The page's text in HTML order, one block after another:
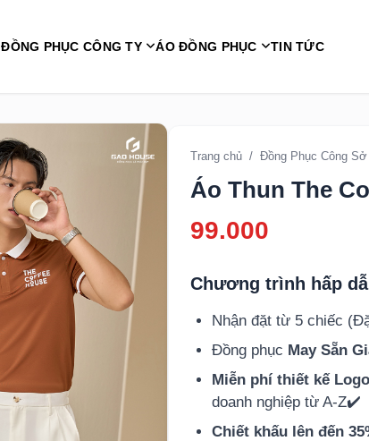
ĐỒNG PHỤC CÔNG TY ÁO ĐỒNG PHỤC TIN TỨC
Trang chủ / Đồng Phục Công Sở
Áo Thun The
99.000
Chương trình hấp
Nhận đặt từ 5 chiếc
Đồng phục May Sẵn
Miễn phí thiết kế
doanh nghiệp từ A-Z✔️
Chiết khấu lên đến